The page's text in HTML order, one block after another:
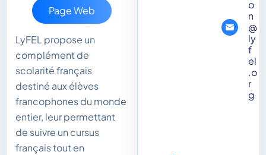
Page Web
LyFEL propose un
complément de
scolarité français
destiné aux élèves
francophones du monde
entier, leur permettant
de suivre un cursus
français tout en
o
n
@
ly
f
el
.o
r
g